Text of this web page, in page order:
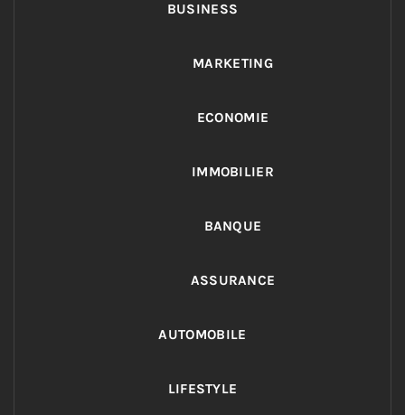
BUSINESS
MARKETING
ECONOMIE
IMMOBILIER
BANQUE
ASSURANCE
AUTOMOBILE
LIFESTYLE